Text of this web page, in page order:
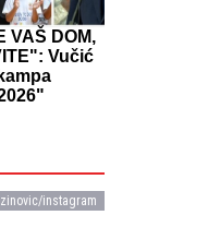
instagram
VAŠ DOM,
Vučić